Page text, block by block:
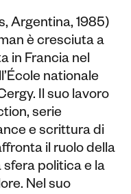
Argentina, 1985)
è cresciuta a
in Francia nel
nationale
Il suo lavoro
serie
e scrittura di
il ruolo della
sfera politica e la
Nel suo